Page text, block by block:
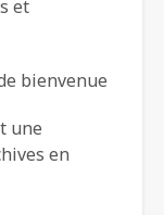
et
bienvenue
une
en